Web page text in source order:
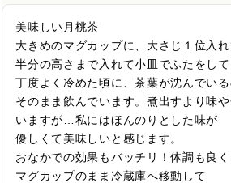
美味しい月桃茶
大きめのマグカップに、大さじ１位入
半分の高さまで入れて小皿でふたをして
丁度よく冷めた頃に、茶葉が沈んでい
そのまま飲んでいます。煮出すより味
いますが…私にはほんのりとした味が
優しくて美味しいと感じます。
おなかでの効果もバッチリ！体調も良
マグカップのまま冷蔵庫へ移動して